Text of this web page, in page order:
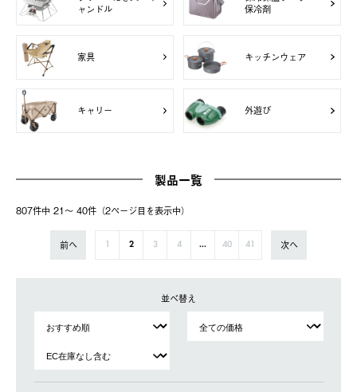
ャンドル
保冷剤
家具 キッチンウェア
キャリー 外遊び
製品一覧
807件中 21〜 40件（2ページ⽬を表⽰中）
前へ 2 3 4 ... 40 41 次へ
並べ替え